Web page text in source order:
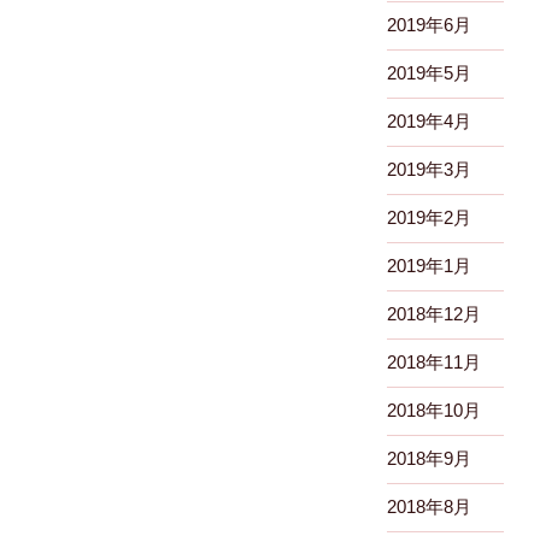
2019年6月
2019年5月
2019年4月
2019年3月
2019年2月
2019年1月
2018年12月
2018年11月
2018年10月
2018年9月
2018年8月